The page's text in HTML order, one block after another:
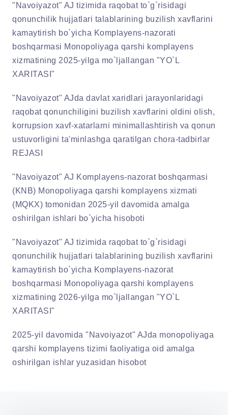
"Navoiyazot" AJ tizimida raqobat to`g`risidagi
qonunchilik hujjatlari talablarining buzilish xavflarini
kamaytirish bo`yicha Komplayens-nazorati
boshqarmasi Monopoliyaga qarshi komplayens
xizmatining 2025-yilga mo`ljallangan "YO`L
XARITASI"
"Navoiyazot" AJda davlat xaridlari jarayonlaridagi
raqobat qonunchiligini buzilish xavflarini oldini olish,
korrupsion xavf-xatarlarni minimallashtirish va qonun
ustuvorligini ta'minlashga qaratilgan chora-tadbirlar
REJASI
"Navoiyazot" AJ Komplayens-nazorat boshqarmasi
(KNB) Monopoliyaga qarshi komplayens xizmati
(MQKX) tomonidan 2025-yil davomida amalga
oshirilgan ishlari bo`yicha hisoboti
"Navoiyazot" AJ tizimida raqobat to`g`risidagi
qonunchilik hujjatlari talablarining buzilish xavflarini
kamaytirish bo`yicha Komplayens-nazorat
boshqarmasi Monopoliyaga qarshi komplayens
xizmatining 2026-yilga mo`ljallangan "YO`L
XARITASI"
2025-yil davomida "Navoiyazot" AJda monopoliyaga
qarshi komplayens tizimi faoliyatiga oid amalga
oshirilgan ishlar yuzasidan hisobot